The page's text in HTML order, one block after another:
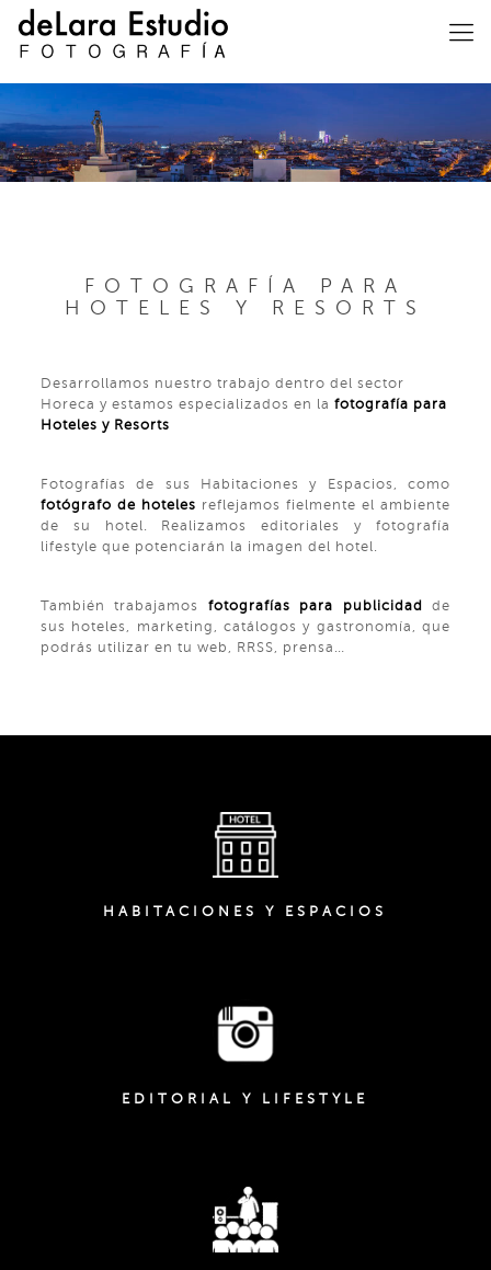
FOTOGRAFÍA PARA
HOTELES Y RESORTS
Desarrollamos nuestro trabajo dentro del sector
Horeca y estamos especializados en la fotografía para
Hoteles y Resorts
Fotografías de sus Habitaciones y Espacios, como
fotógrafo de hoteles reflejamos fielmente el ambiente
de su hotel. Realizamos editoriales y fotografía
lifestyle que potenciarán la imagen del hotel.
También trabajamos fotografías para publicidadde
sus hoteles, marketing, catálogos y gastronomía, que
podrás utilizar en tu web, RRSS, prensa…
HABITACIONES Y ESPACIOS
EDITORIAL Y LIFESTYLE